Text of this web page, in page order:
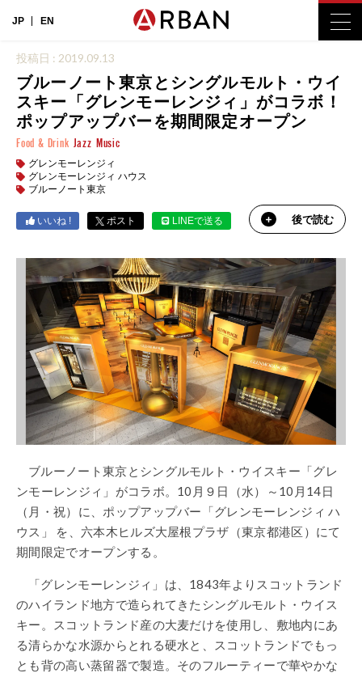
JP EN
投稿日 : 2019.09.13
ブルーノート東京とシングルモルト・ウイ
スキー「グレンモーレンジィ」がコラボ！
ポップアップバーを期間限定オープン
Food & Drink Jazz Music
グレンモーレンジィ
グレンモーレンジィ ハウス
ブルーノート東京
いいね ! ポスト LINEで送る 後で読む
ブルーノート東京と シングルモルト・ウイスキー 「グレ
ンモーレンジィ」がコラボ。 10 月９日（水）～ 10 月 14日
（月・祝）に、ポップアップバー
「グレンモーレンジィ ハ
ウス」
を、六本木ヒルズ大屋根プラザ（東京都港区）にて
期間限定でオープンする。
「グレンモーレンジィ」は、 1843年よりスコットランド
のハイランド地方で造られてきたシングルモルト・ウイス
キー。スコットランド産の大麦だけを使用し、敷地内にあ
る清らかな水源からとれる硬水と、スコットランドでもっ
とも背の高い蒸留器で製造。そのフルーティーで華やかな